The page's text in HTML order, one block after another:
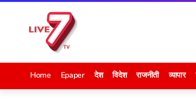
Home Epaper देश विदेश राजनीती व्यापार